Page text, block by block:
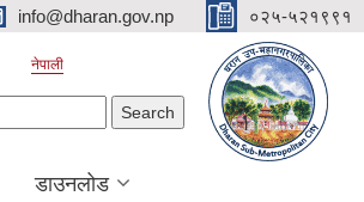
info@dharan.gov.np ०२५-५२१९९१
नेपाली
डाउनलोड